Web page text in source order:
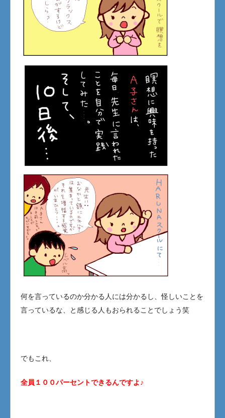
何を言っているのか分かる人には分かるし、怪しいことを
言っているな、と感じる人もおられることでしょう笑
でもこれ、
全員１００パーセントできるんですよ♪